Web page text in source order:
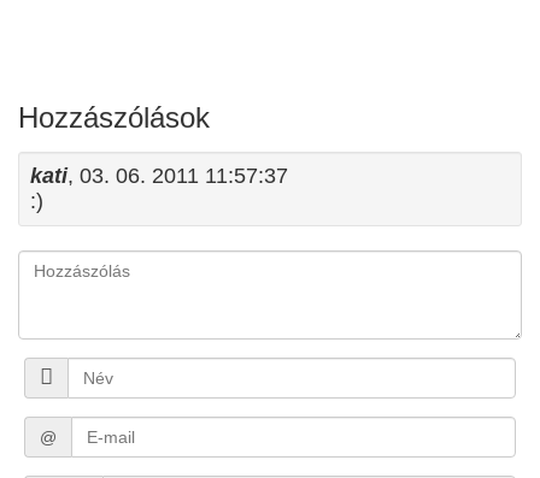
Hozzászólások
kati, 03. 06. 2011 11:57:37
:)
@